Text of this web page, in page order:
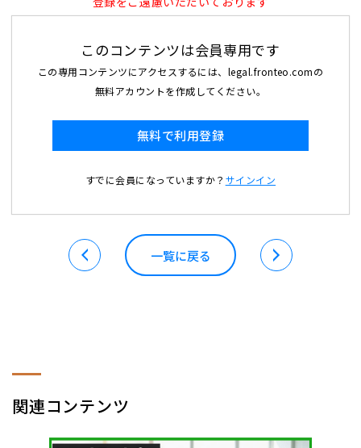
このコンテンツは会員専用です
この専用コンテンツにアクセスするには、legal.fronteo.comの
無料アカウントを作成してください。
無料で利用登録
すでに会員になっていますか？ サインイン
一覧に戻る
関連コンテンツ